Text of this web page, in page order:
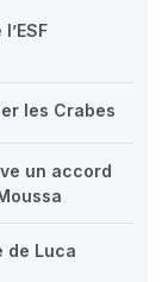
les Crabes
un accord
de Luca